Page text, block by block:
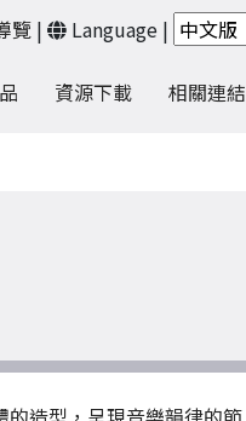
覽 | Language |
資源下載 相關連結